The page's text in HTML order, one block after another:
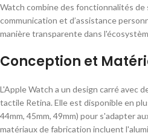
Watch combine des fonctionnalités de
communication et d’assistance
manière transparente dans
Conception et
L'Apple Watch a un design carré avec
tactile Retina. Elle est disponible en
44mm, 45mm, 49mm) pour s'adapter
matériaux de fabrication incluent